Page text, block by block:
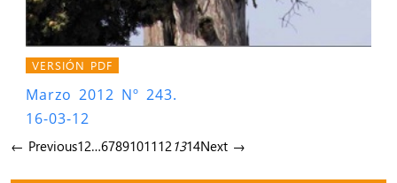
VERSIÓN PDF
Marzo 2012 Nº 243.
16-03-12
← Previous12…67891011121314Next →